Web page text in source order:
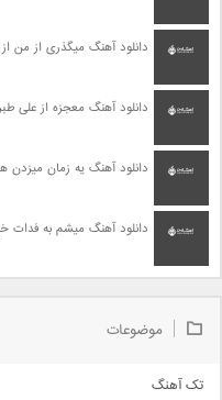
دانلود آهنگ میگذری از من
دانلود آهنگ معجزه از علی
دانلود آهنگ یه زمان میزدن
دانلود آهنگ میشم به فدات
موضوعات
تک آهنگ